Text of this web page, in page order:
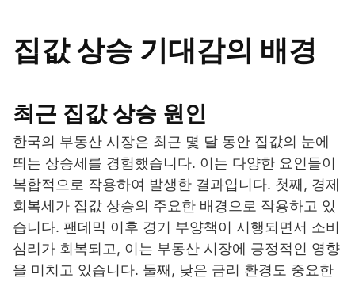
집값 상승 기대감의 배경
최근 집값 상승 원인
한국의 부동산 시장은 최근 몇 달 동안 집값의 눈에
띄는 상승세를 경험했습니다. 이는 다양한 요인들이
복합적으로 작용하여 발생한 결과입니다. 첫째, 경제
회복세가 집값 상승의 주요한 배경으로 작용하고 있
습니다. 팬데믹 이후 경기 부양책이 시행되면서 소비
심리가 회복되고, 이는 부동산 시장에 긍정적인 영향
을 미치고 있습니다. 둘째, 낮은 금리 환경도 중요한